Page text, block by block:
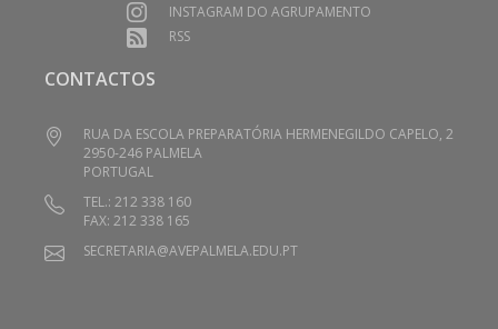
INSTAGRAM DO AGRUPAMENTO
RSS
CONTACTOS
RUA DA ESCOLA PREPARATÓRIA HERMENEGILDO CAPELO, 2
2950-246 PALMELA
PORTUGAL
TEL.: 212 338 160
FAX: 212 338 165
SECRETARIA@AVEPALMELA.EDU.PT